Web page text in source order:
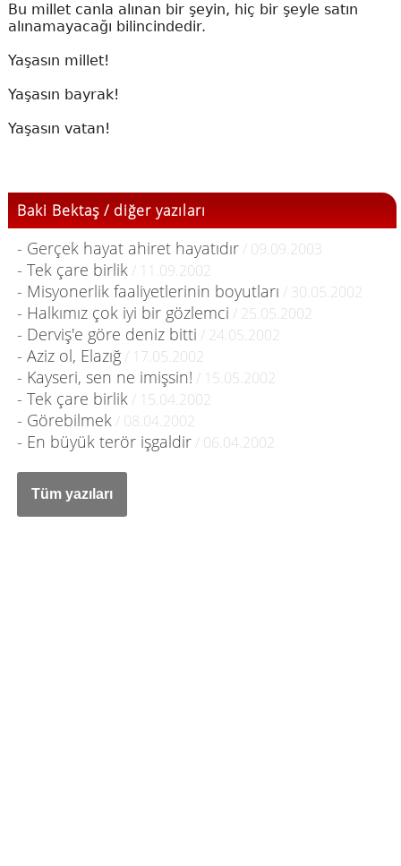
Bu millet canla alınan bir şeyin, hiç bir şeyle satın
alınamayacağı bilincindedir.
Yaşasın millet!
Yaşasın bayrak!
Yaşasın vatan!
Baki Bektaş / diğer yazıları
- Gerçek hayat ahiret hayatıdır/ 09.09.2003
- Tek çare birlik/ 11.09.2002
- Misyonerlik faaliyetlerinin boyutları / 30.05.2002
- Halkımız çok iyi bir gözlemci / 25.05.2002
- Derviş'e göre deniz bitti / 24.05.2002
- Aziz ol, Elazığ/ 17.05.2002
- Kayseri, sen ne imişsin! / 15.05.2002
- Tek çare birlik/ 15.04.2002
- Görebilmek/ 08.04.2002
- En büyük terör işgaldir/ 06.04.2002